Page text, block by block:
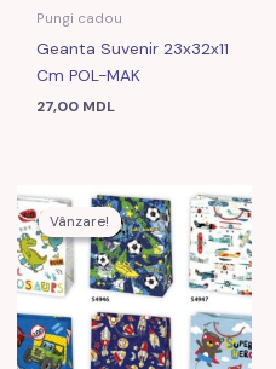
Pungi cadou
Geanta Suvenir 23x32x11
Cm POL-MAK
27,00 MDL
Vânzare!
Vânzare!
Prețul
inițial
a
fost:
25,00 MDL.
Prețul
curent
este:
10,00 MDL.